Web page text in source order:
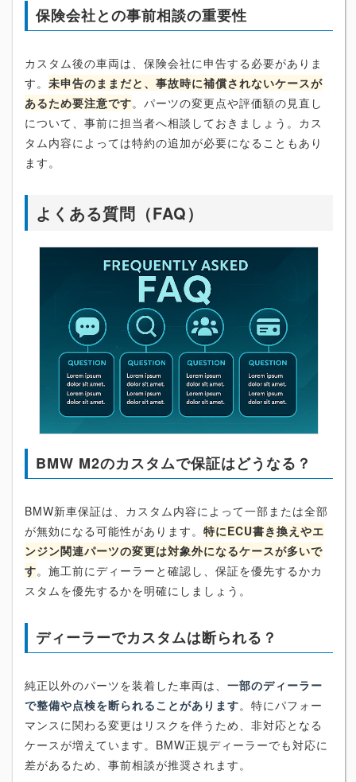
保険会社との事前相談の重要性
カスタム後の車両は、保険会社に申告する必要がありま
す。 未申告のままだと、事故時に補償されないケースが
あるため要注意です。パーツの変更点や評価額の見直し
について、事前に担当者へ相談しておきましょう。カス
タム内容によっては特約の追加が必要になることもあり
ます。
よくある質問（FAQ）
BMW M2のカスタムで保証はどうなる？
BMW新車保証は、カスタム内容によって一部または全部
が無効になる可能性があります。 特にECU書き換えやエ
ンジン関連パーツの変更は対象外になるケースが多いで
す。施工前にディーラーと確認し、保証を優先するかカ
スタムを優先するかを明確にしましょう。
ディーラーでカスタムは断られる？
純正以外のパーツを装着した車両は、 一部のディーラー
で整備や点検を断られることがあります。特にパフォー
マンスに関わる変更はリスクを伴うため、非対応となる
ケースが増えています。BMW正規ディーラーでも対応に
差があるため、事前相談が推奨されます。